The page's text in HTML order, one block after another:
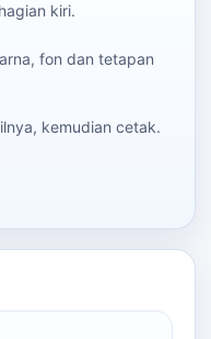
kiri.
fon dan tetapan
kemudian cetak.